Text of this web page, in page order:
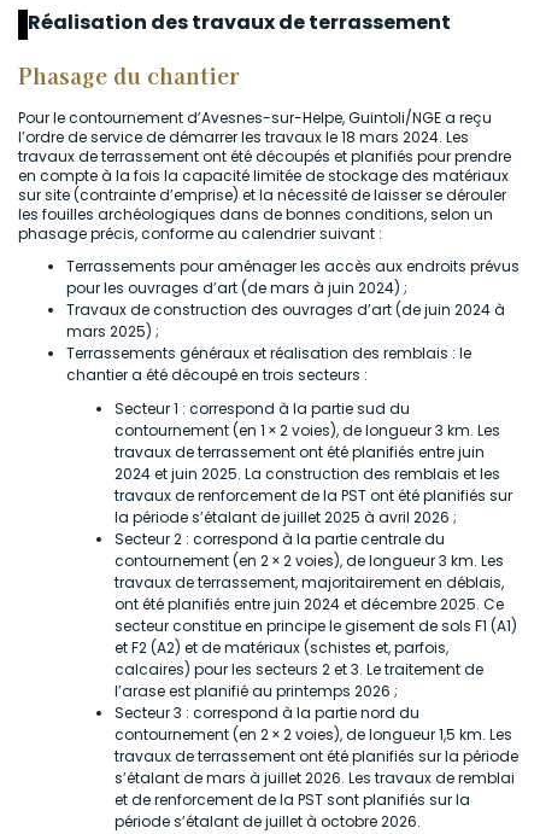
Réalisation des travaux de terrassement
Phasage du chantier
Pour le contournement d’Avesnes-sur-Helpe, Guintoli/NGE a reçu
l’ordre de service de démarrer les travaux le 18 mars 2024. Les
travaux de terrassement ont été découpés et planifiés pour prendre
en compte à la fois la capacité limitée de stockage des matériaux
sur site (contrainte d’emprise) et la nécessité de laisser se dérouler
les fouilles archéologiques dans de bonnes conditions, selon un
phasage précis, conforme au calendrier suivant :
Terrassements pour aménager les accès aux endroits prévus
pour les ouvrages d’art (de mars à juin 2024) ;
Travaux de construction des ouvrages d’art (de juin 2024 à
mars 2025) ;
Terrassements généraux et réalisation des remblais : le
chantier a été découpé en trois secteurs :
Secteur 1 : correspond à la partie sud du
contournement (en 1 × 2 voies), de longueur 3 km. Les
travaux de terrassement ont été planifiés entre juin
2024 et juin 2025. La construction des remblais et les
travaux de renforcement de la PST ont été planifiés sur
la période s’étalant de juillet 2025 à avril 2026 ;
Secteur 2 : correspond à la partie centrale du
contournement (en 2 × 2 voies), de longueur 3 km. Les
travaux de terrassement, majoritairement en déblais,
ont été planifiés entre juin 2024 et décembre 2025. Ce
secteur constitue en principe le gisement de sols F1 (A1)
et F2 (A2) et de matériaux (schistes et, parfois,
calcaires) pour les secteurs 2 et 3. Le traitement de
l’arase est planifié au printemps 2026 ;
Secteur 3 : correspond à la partie nord du
contournement (en 2 × 2 voies), de longueur 1,5 km. Les
travaux de terrassement ont été planifiés sur la période
s’étalant de mars à juillet 2026. Les travaux de remblai
et de renforcement de la PST sont planifiés sur la
période s’étalant de juillet à octobre 2026.